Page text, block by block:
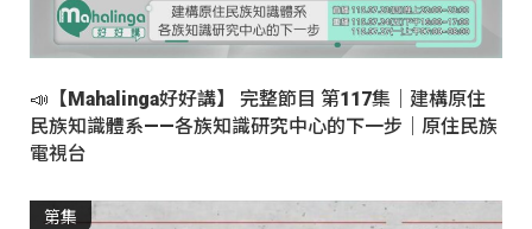
📣【Mahalinga好好講】 完整節目 第117集｜建構原住
民族知識體系——各族知識研究中心的下一步｜原住民族
電視台
第集